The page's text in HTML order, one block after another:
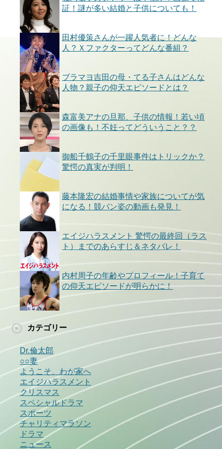
証！謎が多い結婚と子供についても！
田村優策さんが一躍人気者に！どんな
人？Ｘファクターってどんな番組？
ブラマヨ吉田の母・てる子さんはどんな
人物？親子の仰天エピソードとは？
森富美アナの旦那、子供の情報！若い頃
の画像も！不妊ってどういうこと？？
御船千鶴子の千里眼事件はトリックか？
驚愕の真実が判明！
藤本隆宏の結婚事情や家族についてが気
になる！競パン姿の動画も発見！
エイジハラスメント 驚愕の最終回（ラス
ト）までのあらすじ＆ネタバレ！
内村周子の年齢やプロフィール！子育て
の仰天エピソードが明らかに！
カテゴリー
Dr.倫太郎
○○妻
ようこそ、わが家へ
エイジハラスメント
クリスマス
スペシャルドラマ
スポーツ
チャリティマラソン
ドラマ
ニュース